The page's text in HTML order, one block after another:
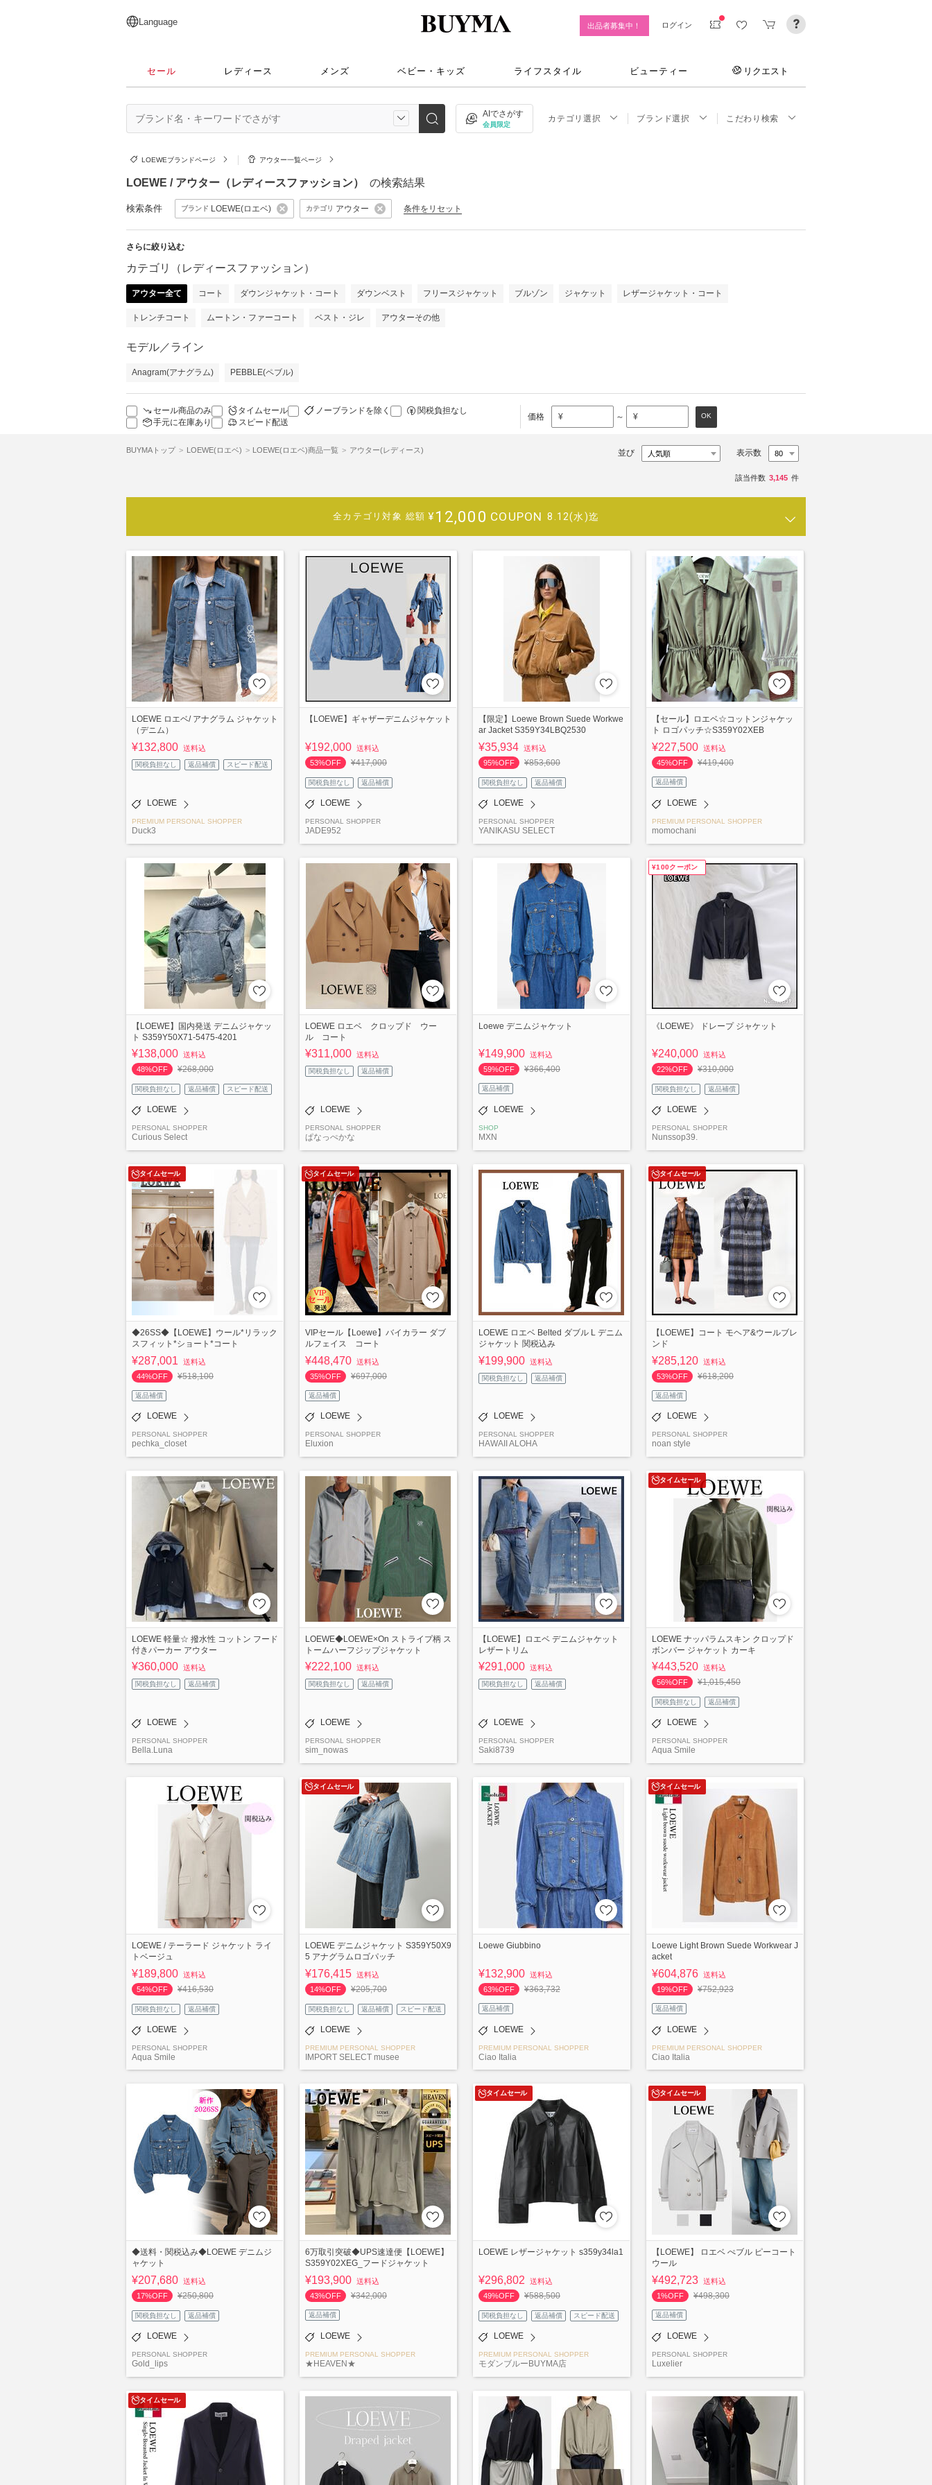
日本語
English
简体中文
繁體中文
Language 出品者募集中！ ログイン
セール レディース メンズ ベビー・キッズ ライフスタイル ビューティー リクエスト
AIでさがす
会員限定
カテゴリ選択 ブランド選択 こだわり検索
LOEWEブランドページ アウター一覧ページ
LOEWE / アウター（レディースファッション） の検索結果
検索条件 ブランド LOEWE(ロエベ) カテゴリ アウター 条件をリセット
さらに絞り込む
カテゴリ（レディースファッション）
アウター全て コート ダウンジャケット・コート ダウンベスト フリースジャケット ブルゾン ジャケット レザージャケット・コート
トレンチコート ムートン・ファーコート ベスト・ジレ アウターその他
モデル／ライン
Anagram(アナグラム) PEBBLE(ペブル)
セール商品のみ タイムセール ノーブランドを除く
関税負担なし
手元に在庫あり
スピード配送
価格 ¥ ～ ¥ OK
BUYMAトップ LOEWE(ロエベ) LOEWE(ロエベ)商品一覧 アウター(レディース) 並び 表示数
該当件数 3,145 件
全カテゴリ対象 総額 ¥12,000 COUPON 8.12(水)迄
LOEWE ロエベ/ アナグラム ジャケット
（デニム）
¥132,800 送料込
関税負担なし 返品補償 スピード配送
LOEWE
PREMIUM PERSONAL SHOPPER
Duck3
【LOEWE】ギャザーデニムジャケット
¥192,000 送料込
53%OFF
¥417,000
関税負担なし 返品補償
LOEWE
PERSONAL SHOPPER
JADE952
【限定】Loewe Brown Suede Workwe
ar Jacket S359Y34LBQ2530
¥35,934 送料込
95%OFF
¥853,600
関税負担なし 返品補償
LOEWE
PERSONAL SHOPPER
YANIKASU SELECT
【セール】ロエベ☆コットンジャケッ
ト ロゴパッチ☆S359Y02XEB
¥227,500 送料込
45%OFF
¥419,400
返品補償
LOEWE
PREMIUM PERSONAL SHOPPER
momochani
【LOEWE】国内発送 デニムジャケッ
ト S359Y50X71-5475-4201
¥138,000 送料込
48%OFF
¥268,000
関税負担なし 返品補償 スピード配送
LOEWE
PERSONAL SHOPPER
Curious Select
LOEWE ロエベ クロップド ウー
ル コート
¥311,000 送料込
関税負担なし 返品補償
LOEWE
PERSONAL SHOPPER
ぱなっぺかな
Loewe デニムジャケット
¥149,900 送料込
59%OFF
¥366,400
返品補償
LOEWE
SHOP
MXN
¥100クーポン
《LOEWE》 ドレープ ジャケット
¥240,000 送料込
22%OFF
¥310,000
関税負担なし 返品補償
LOEWE
PERSONAL SHOPPER
Nunssop39.
タイムセール
◆26SS◆【LOEWE】ウール*リラック
スフィット*ショート*コート
¥287,001
送料込
44%OFF
¥518,100
返品補償
LOEWE
PERSONAL SHOPPER
pechka_closet
タイムセール
VIPセール【Loewe】バイカラー ダブ
ルフェイス コート
¥448,470 送料込
35%OFF
¥697,000
返品補償
LOEWE
PERSONAL SHOPPER
Eluxion
LOEWE ロエベ Belted ダブル L デニム
ジャケット 関税込み
¥199,900 送料込
関税負担なし 返品補償
LOEWE
PERSONAL SHOPPER
HAWAII ALOHA
タイムセール
【LOEWE】コート モヘア&ウールブレ
ンド
¥285,120 送料込
53%OFF
¥618,200
返品補償
LOEWE
PERSONAL SHOPPER
noan style
LOEWE 軽量☆ 撥水性 コットン フード
付きパーカー アウター
¥360,000 送料込
関税負担なし 返品補償
LOEWE
PERSONAL SHOPPER
Bella.Luna
LOEWE◆LOEWE×On ストライプ柄 ス
トームハーフジップジャケット
¥222,100 送料込
関税負担なし 返品補償
LOEWE
PERSONAL SHOPPER
sim_nowas
【LOEWE】ロエベ デニムジャケット
レザートリム
¥291,000 送料込
関税負担なし 返品補償
LOEWE
PERSONAL SHOPPER
Saki8739
タイムセール
LOEWE ナッパラムスキン クロップド
ボンバー ジャケット カーキ
¥443,520 送料込
56%OFF
¥1,015,450
関税負担なし 返品補償
LOEWE
PERSONAL SHOPPER
Aqua Smile
LOEWE / テーラード ジャケット ライ
トベージュ
¥189,800 送料込
54%OFF
¥416,530
関税負担なし 返品補償
LOEWE
PERSONAL SHOPPER
Aqua Smile
タイムセール
LOEWE デニムジャケット S359Y50X9
5 アナグラムロゴパッチ
¥176,415 送料込
14%OFF
¥205,700
関税負担なし 返品補償 スピード配送
LOEWE
PREMIUM PERSONAL SHOPPER
IMPORT SELECT musee
Loewe Giubbino
¥132,900 送料込
63%OFF
¥363,732
返品補償
LOEWE
PREMIUM PERSONAL SHOPPER
Ciao Italia
タイムセール
Loewe Light Brown Suede Workwear J
acket
¥604,876 送料込
19%OFF
¥752,923
返品補償
LOEWE
PREMIUM PERSONAL SHOPPER
Ciao Italia
◆送料・関税込み◆LOEWE デニムジ
ャケット
¥207,680 送料込
17%OFF
¥250,800
関税負担なし 返品補償
LOEWE
PERSONAL SHOPPER
Gold_lips
6万取引突破◆UPS速達便【LOEWE】
S359Y02XEG_フードジャケット
¥193,900 送料込
43%OFF
¥342,000
返品補償
LOEWE
PREMIUM PERSONAL SHOPPER
★HEAVEN★
タイムセール
LOEWE レザージャケット s359y34la1
¥296,802
送料込
49%OFF
¥588,500
関税負担なし 返品補償 スピード配送
LOEWE
PREMIUM PERSONAL SHOPPER
モダンブルーBUYMA店
タイムセール
【LOEWE】 ロエベ ぺブル ピーコート
ウール
¥492,723 送料込
1%OFF
¥498,300
返品補償
LOEWE
PERSONAL SHOPPER
Luxelier
タイムセール